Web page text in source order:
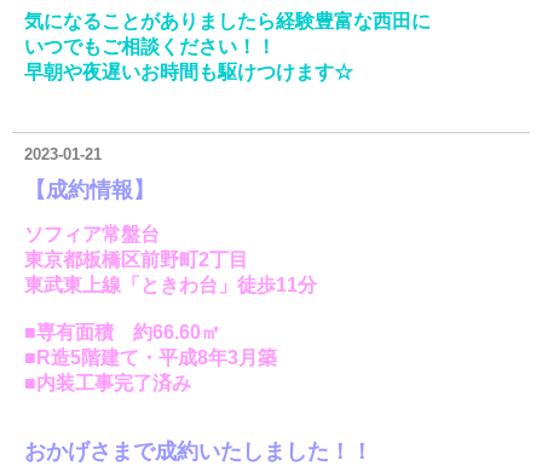
気になることがありましたら経験豊富な西田に
いつでもご相談ください！！
早朝や夜遅いお時間も駆けつけます☆
2023-01-21
【成約情報】
ソフィア常盤台
東京都板橋区前野町2丁目
東武東上線「ときわ台」徒歩11分
■専有面積 約66.60㎡
■R造5階建て・平成8年3月築
■内装工事完了済み
おかげさまで成約いたしました！！